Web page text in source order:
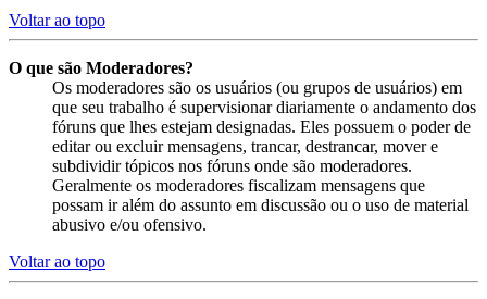
Voltar ao topo
O que são Moderadores?
Os moderadores são os usuários (ou grupos de usuários) em
que seu trabalho é supervisionar diariamente o andamento dos
fóruns que lhes estejam designadas. Eles possuem o poder de
editar ou excluir mensagens, trancar, destrancar, mover e
subdividir tópicos nos fóruns onde são moderadores.
Geralmente os moderadores fiscalizam mensagens que
possam ir além do assunto em discussão ou o uso de material
abusivo e/ou ofensivo.
Voltar ao topo